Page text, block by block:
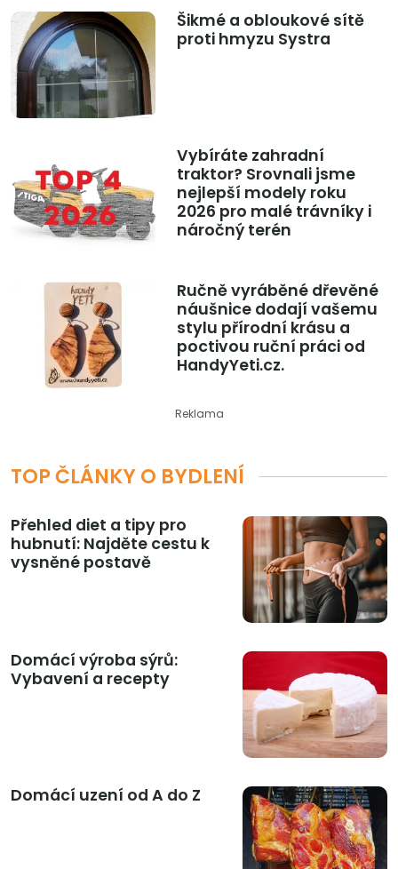
Šikmé a obloukové sítě
proti hmyzu Systra
Vybíráte zahradní
traktor? Srovnali jsme
nejlepší modely roku
2026 pro malé trávníky i
náročný terén
Ručně vyráběné dřevěné
náušnice dodají vašemu
stylu přírodní krásu a
poctivou ruční práci od
HandyYeti.cz.
Reklama
TOP ČLÁNKY O BYDLENÍ
Přehled diet a tipy pro
hubnutí: Najděte cestu k
vysněné postavě
Domácí výroba sýrů:
Vybavení a recepty
Domácí uzení od A do Z